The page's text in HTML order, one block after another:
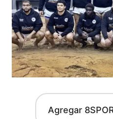
Agregar